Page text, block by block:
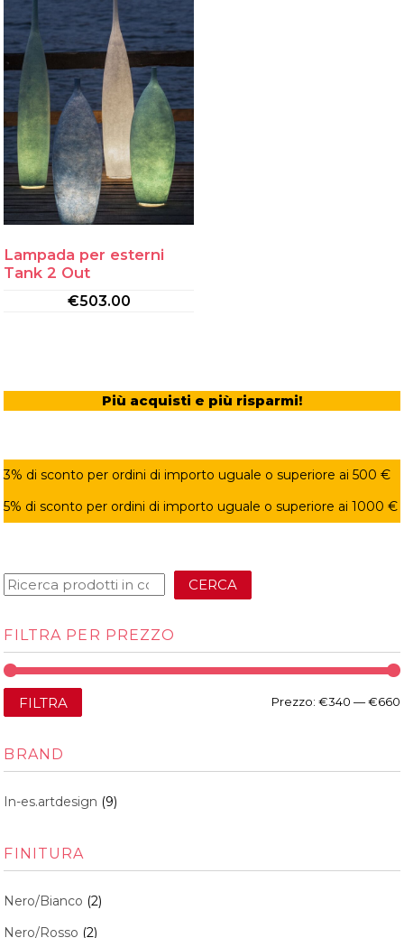
Lampada per esterni
Tank 2 Out
€503.00
Più acquisti e più risparmi!
3% di sconto per ordini di importo uguale o superiore ai 500 €
5% di sconto per ordini di importo uguale o superiore ai 1000 €
CERCA
FILTRA PER PREZZO
FILTRA Prezzo: €340 —€660
BRAND
In-es.artdesign (9)
FINITURA
Nero/Bianco (2)
Nero/Rosso (2)